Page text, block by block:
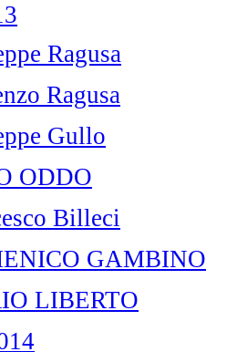
Ragusa
Ragusa
Gullo
ODDO
Billeci
GAMBINO
LIBERTO